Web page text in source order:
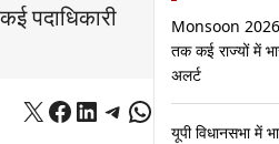
पदाधिकारी
X Facebook
LinkedIn
Telegram
WhatsApp
Monsoon 2026:
तक कई राज्यों में
अलर्ट
यूपी विधानसभा में